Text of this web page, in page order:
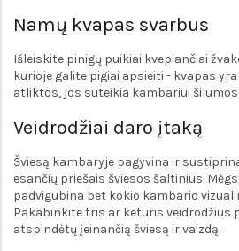
Namų kvapas svarbus
Išleiskite pinigų puikiai kvepiančiai
kurioje galite pigiai apsieiti - kvapas
atliktos, jos suteikia kambariui
Veidrodžiai daro įtaką
Šviesą kambaryje pagyvina ir
esančių priešais šviesos šaltinius.
padvigubina bet kokio kambario
Pakabinkite tris ar keturis veidrodžius
atspindėtų įeinančią šviesą ir vaizdą.